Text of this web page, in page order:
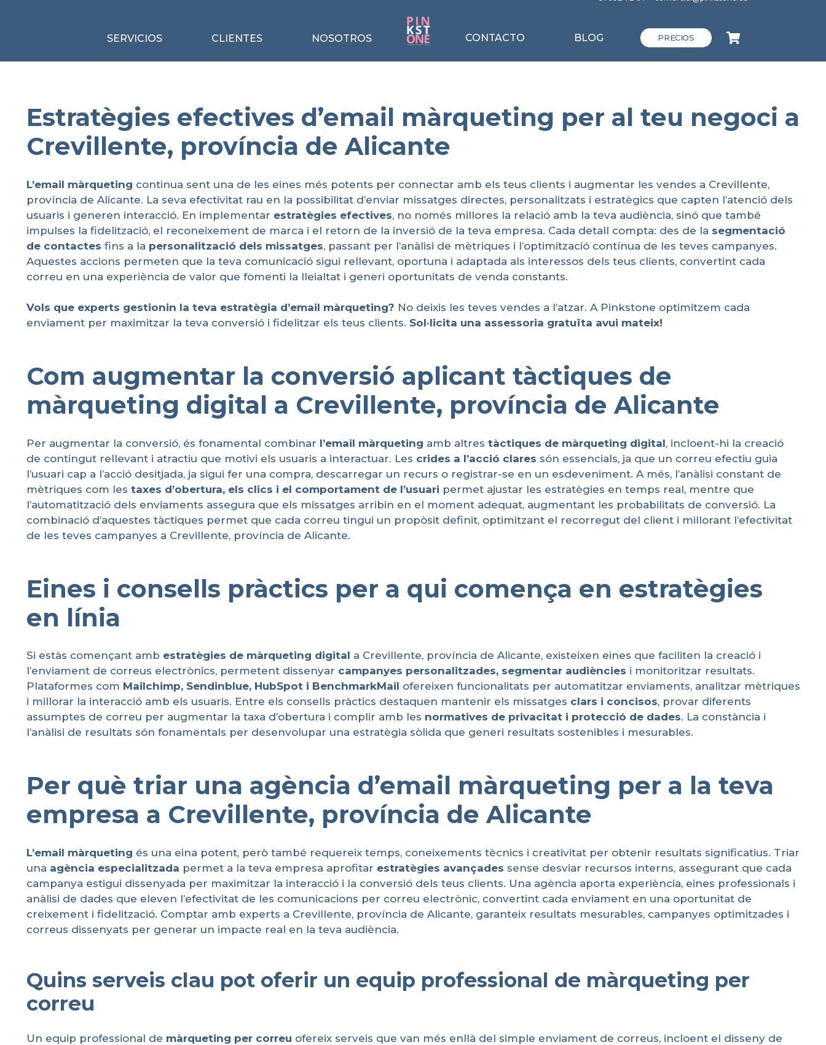
SERVICIOS CLIENTES NOSOTROS CONTACTO BLOG PRECIOS
Estratègies efectives d’email màrqueting per al teu negoci a
Crevillente, província de Alicante
L’email màrqueting continua sent una de les eines més potents per connectar amb els teus clients i augmentar les vendes a Crevillente,
província de Alicante. La seva efectivitat rau en la possibilitat d’enviar missatges directes, personalitzats i estratègics que capten l’atenció dels
usuaris i generen interacció. En implementar estratègies efectives, no només millores la relació amb la teva audiència, sinó que també
impulses la fidelització, el reconeixement de marca i el retorn de la inversió de la teva empresa. Cada detall compta: des de la segmentació
de contactes fins a la personalització dels missatges, passant per l’anàlisi de mètriques i l’optimització contínua de les teves campanyes.
Aquestes accions permeten que la teva comunicació sigui rellevant, oportuna i adaptada als interessos dels teus clients, convertint cada
correu en una experiència de valor que fomenti la lleialtat i generi oportunitats de venda constants.
Vols que experts gestionin la teva estratègia d’email màrqueting? No deixis les teves vendes a l’atzar. A Pinkstone optimitzem cada
enviament per maximitzar la teva conversió i fidelitzar els teus clients. Sol·licita una assessoria gratuïta avui mateix!
Com augmentar la conversió aplicant tàctiques de
màrqueting digital a Crevillente, província de Alicante
Per augmentar la conversió, és fonamental combinar l’email màrqueting amb altres tàctiques de màrqueting digital, incloent-hi la creació
de contingut rellevant i atractiu que motivi els usuaris a interactuar. Les crides a l’acció clares són essencials, ja que un correu efectiu guia
l’usuari cap a l’acció desitjada, ja sigui fer una compra, descarregar un recurs o registrar-se en un esdeveniment. A més, l’anàlisi constant de
mètriques com les taxes d’obertura, els clics i el comportamentde l’usuari permet ajustar les estratègies en temps real, mentre que
l’automatització dels enviaments assegura que els missatges arribin en el moment adequat, augmentant les probabilitats de conversió. La
combinació d’aquestes tàctiques permet que cada correu tingui un propòsit definit, optimitzant el recorregut del client i millorant l’efectivitat
de les teves campanyes a Crevillente, província de Alicante.
Eines i consells pràctics per a qui comença en estratègies
en línia
Si estàs començant amb estratègies de màrqueting digital a Crevillente, província de Alicante, existeixen eines que faciliten la creació i
l’enviament de correus electrònics, permetent dissenyar campanyes personalitzades, segmentar audiències i monitoritzar resultats.
Plataformes com Mailchimp, Sendinblue, HubSpot i BenchmarkMail ofereixen funcionalitats per automatitzar enviaments, analitzar mètriques
i millorar la interacció amb els usuaris. Entre els consells pràctics destaquen mantenir els missatges clars i concisos, provar diferents
assumptes de correu per augmentar la taxa d’obertura i complir amb les normatives de privacitati protecció de dades. La constància i
l’anàlisi de resultats són fonamentals per desenvolupar una estratègia sòlida que generi resultats sostenibles i mesurables.
Per què triar una agència d’email màrqueting per a la teva
empresa a Crevillente, província de Alicante
L’email màrqueting és una eina potent, però també requereix temps, coneixements tècnics i creativitat per obtenir resultats significatius. Triar
una agència especialitzada permet a la teva empresa aprofitar estratègies avançades sense desviar recursos interns, assegurant que cada
campanya estigui dissenyada per maximitzar la interacció i la conversió dels teus clients. Una agència aporta experiència, eines professionals i
anàlisi de dades que eleven l’efectivitat de les comunicacions per correu electrònic, convertint cada enviament en una oportunitat de
creixement i fidelització. Comptar amb experts a Crevillente, província de Alicante, garanteix resultats mesurables, campanyes optimitzades i
correus dissenyats per generar un impacte real en la teva audiència.
Quins serveis clau pot oferir un equip professional de màrqueting per
correu
Un equip professional de màrqueting per correu ofereix serveis que van més enllà del simple enviament de correus, incloent el disseny de